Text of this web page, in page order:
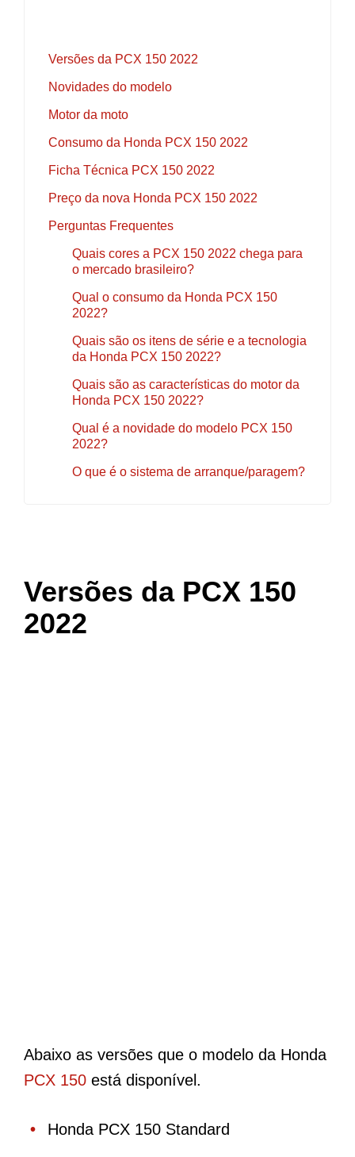
Versões da PCX 150 2022
Novidades do modelo
Motor da moto
Consumo da Honda PCX 150 2022
Ficha Técnica PCX 150 2022
Preço da nova Honda PCX 150 2022
Perguntas Frequentes
Quais cores a PCX 150 2022 chega para
o mercado brasileiro?
Qual o consumo da Honda PCX 150
2022?
Quais são os itens de série e a tecnologia
da Honda PCX 150 2022?
Quais são as características do motor da
Honda PCX 150 2022?
Qual é a novidade do modelo PCX 150
2022?
O que é o sistema de arranque/paragem?
Versões da PCX 150
2022
Abaixo as versões que o modelo da Honda
PCX 150 está disponível.
Honda PCX 150 Standard